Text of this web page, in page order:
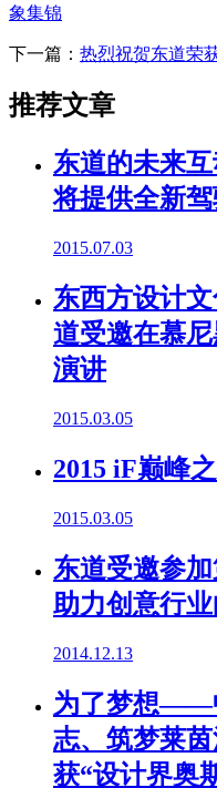
象集锦
下一篇： 热烈祝贺东道荣
推荐文章
东道的未来
将提供全新
2015.07.03
东西方设计
道受邀在慕
演讲
2015.03.05
2015 iF巅峰
2015.03.05
东道受邀参
助力创意行
2014.12.13
为了梦想——
志、筑梦莱
获“设计界奥